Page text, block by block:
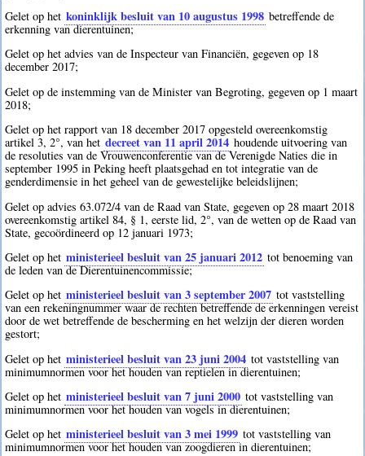
Gelet op het koninklijk besluit van 10 augustus 1998 betreffende de
erkenning van dierentuinen;
Gelet op het advies van de Inspecteur van Financiën, gegeven op 18
december 2017;
Gelet op de instemming van de Minister van Begroting, gegeven op 1 maart
2018;
Gelet op het rapport van 18 december 2017 opgesteld overeenkomstig
artikel 3, 2°, van het decreet van 11 april 2014 houdende uitvoering van
de resoluties van de Vrouwenconferentie van de Verenigde Naties die in
september 1995 in Peking heeft plaatsgehad en tot integratie van de
genderdimensie in het geheel van de gewestelijke beleidslijnen;
Gelet op advies 63.072/4 van de Raad van State, gegeven op 28 maart 2018
overeenkomstig artikel 84, § 1, eerste lid, 2°, van de wetten op de Raad van
State, gecoördineerd op 12 januari 1973;
Gelet op het ministerieel besluit van 25 januari 2012 tot benoeming van
de leden van de Dierentuinencommissie;
Gelet op het ministerieel besluit van 3 september 2007 tot vaststelling
van een rekeningnummer waar de rechten betreffende de erkenningen vereist
door de wet betreffende de bescherming en het welzijn der dieren worden
gestort;
Gelet op het ministerieel besluit van 23 juni 2004 tot vaststelling van
minimumnormen voor het houden van reptielen in dierentuinen;
Gelet op het ministerieel besluit van 7 juni 2000 tot vaststelling van
minimumnormen voor het houden van vogels in dierentuinen;
Gelet op het ministerieel besluit van 3 mei 1999 tot vaststelling van
minimumnormen voor het houden van zoogdieren in dierentuinen;